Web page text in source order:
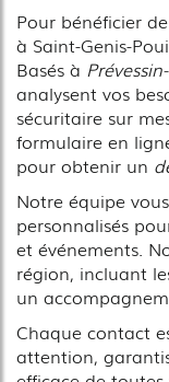
Pour bénéficier
à Saint-Genis-
Basés à
analysent vos
sécuritaire sur
formulaire en
pour obtenir un
Notre équipe
personnalisés
et événements.
région, incluant
un
Chaque contact
attention,